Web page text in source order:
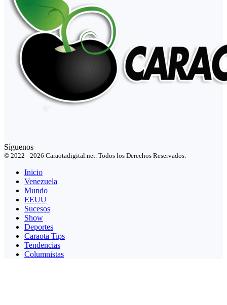
Síguenos
© 2022 - 2026 Caraotadigital.net. Todos los Derechos Reservados.
Inicio
Venezuela
Mundo
EEUU
Sucesos
Show
Deportes
Caraota Tips
Tendencias
Columnistas